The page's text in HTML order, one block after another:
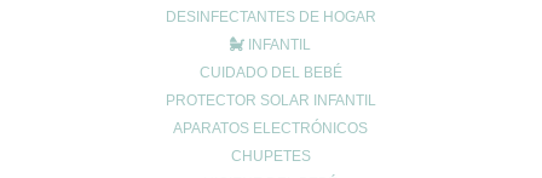
DESINFECTANTES DE HOGAR
INFANTIL
CUIDADO DEL BEBÉ
PROTECTOR SOLAR INFANTIL
APARATOS ELECTRÓNICOS
CHUPETES
remedio de uso interno para procesos infecciosos.
: planta de uso interno con propiedades bactericidas.
: planta de uso externo para aliviar el dolor.
: aplicado externamente, ayuda a eliminar la